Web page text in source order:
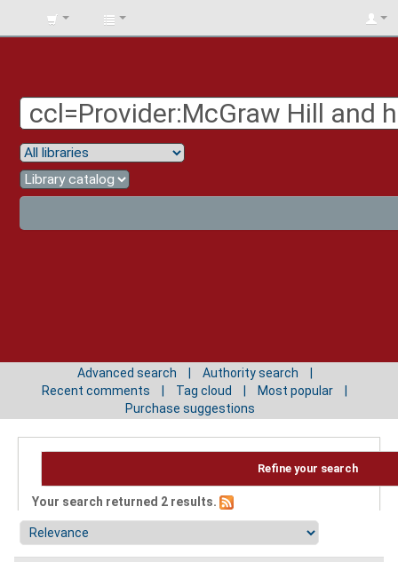
BIBLIOTECA
Advanced search
Authority search
Recent comments
Tag cloud
Most popular
Purchase suggestions
Refine your search
Your search returned 2 results.